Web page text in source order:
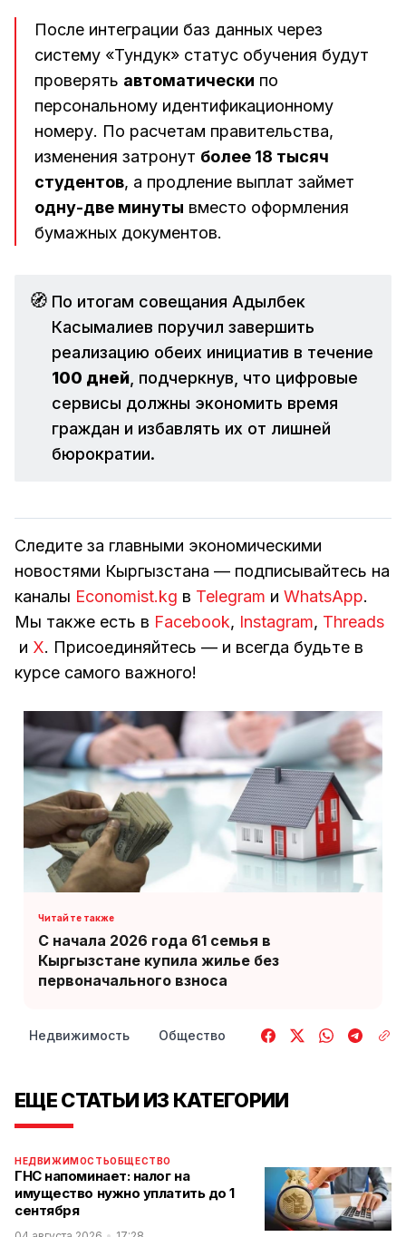
После интеграции баз данных через
систему «Тундук» статус обучения будут
проверять автоматически по
персональному идентификационному
номеру. По расчетам правительства,
изменения затронут более 18 тысяч
студентов, а продление выплат займет
одну-две минуты вместо оформления
бумажных документов.
🧭 По итогам совещания Адылбек
Касымалиев поручил завершить
реализацию обеих инициатив в течение
100 дней , подчеркнув, что цифровые
сервисы должны экономить время
граждан и избавлять их от лишней
бюрократии.
Следите за главными экономическими
новостями Кыргызстана — подписывайтесь на
каналы Economist.kg в Telegram и WhatsApp.
Мы также есть в Facebook, Instagram, Threads
и Х. Присоединяйтесь — и всегда будьте в
курсе самого важного!
С начала 2026 года 61 семья в
Кыргызстане купила жилье без
первоначального взноса
Недвижимость Общество
ЕЩЕ СТАТЬИ ИЗ КАТЕГОРИИ
НЕДВИЖИМОСТЬОБЩЕСТВО
ГНС напоминает: налог на
имущество нужно уплатить до 1
сентября